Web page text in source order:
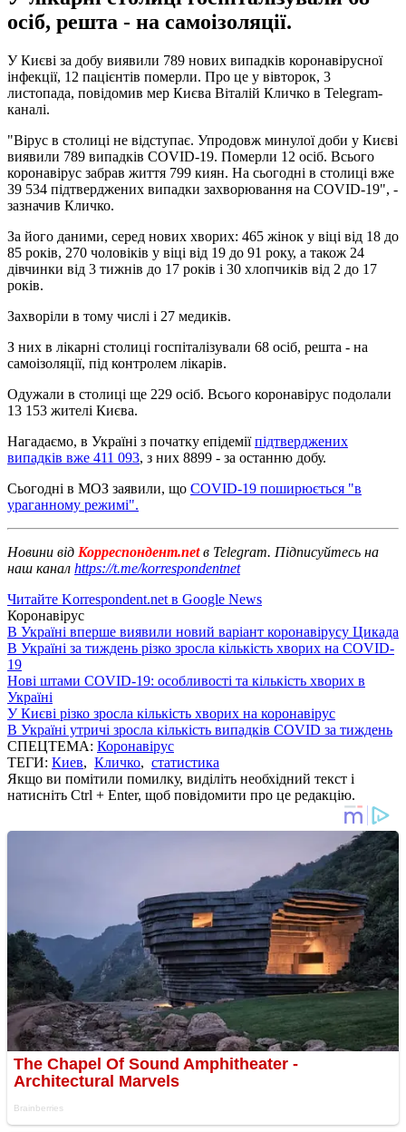
осіб, решта - на самоізоляції.
У Києві за добу виявили 789 нових випадків коронавірусної
інфекції, 12 пацієнтів померли. Про це у вівторок, 3
листопада, повідомив мер Києва Віталій Кличко в Telegram-
каналі.
"Вірус в столиці не відступає. Упродовж минулої доби у Києві
виявили 789 випадків COVID-19. Померли 12 осіб. Всього
коронавірус забрав життя 799 киян. На сьогодні в столиці вже
39 534 підтверджених випадки захворювання на COVID-19", -
зазначив Кличко.
За його даними, серед нових хворих: 465 жінок у віці від 18 до
85 років, 270 чоловіків у віці від 19 до 91 року, а також 24
дівчинки від 3 тижнів до 17 років і 30 хлопчиків від 2 до 17
років.
Захворіли в тому числі і 27 медиків.
З них в лікарні столиці госпіталізували 68 осіб, решта - на
самоізоляції, під контролем лікарів.
Одужали в столиці ще 229 осіб. Всього коронавірус подолали
13 153 жителі Києва.
Нагадаємо, в Україні з початку епідеміїпідтверджених
випадків вже 411 093, з них 8899 - за останню добу.
Сьогодні в МОЗ заявили, що COVID-19 поширюється "в
ураганному режимі".
Новини від Корреспондент.netв Telegram. Підписуйтесь на
наш канал https://t.me/korrespondentnet
Читайте Korrespondent.net в Google News
Коронавірус
В Україні вперше виявили новий варіант коронавірусу Цикада
В Україні за тиждень різко зросла кількість хворих на COVID-
19
Нові штами COVID-19: особливості та кількість хворих в
Україні
У Києві різко зросла кількість хворих на коронавірус
В Україні утричі зросла кількість випадків COVID за тиждень
СПЕЦТЕМА: Коронавірус
ТЕГИ: Киев, Кличко, статистика
Якщо ви помітили помилку, виділіть необхідний текст і
натисніть Ctrl + Enter, щоб повідомити про це редакцію.